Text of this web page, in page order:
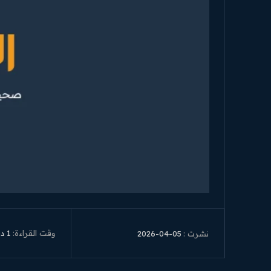
نشرت : 2026-04-05 وقت القراءة: 1